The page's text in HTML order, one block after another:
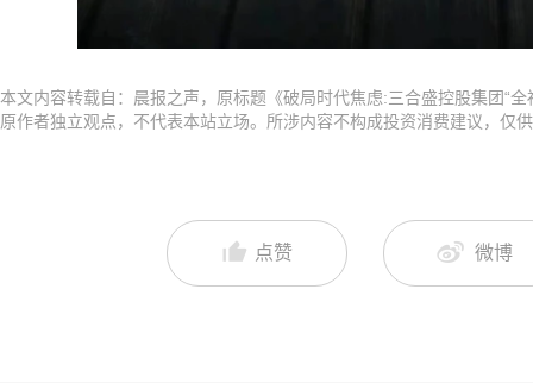
本文内容转载自：晨报之声，原标题《破局时代焦虑:三合盛控股集团“
原作者独立观点，不代表本站立场。所涉内容不构成投资消费建议，仅
点赞 微博